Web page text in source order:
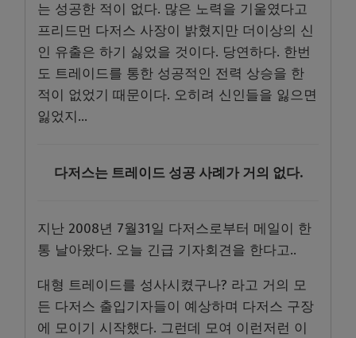
는 성공한 적이 없다. 많은 노력을 기울였다고
프리드먼 다저스 사장이 밝혔지만 더이상의 신
인 유출은 하기 싫었을 것이다. 당연하다. 한번
도 트레이드를 통한 성공적인 전력 상승을 한
적이 없었기 때문이다. 오히려 신인들을 잃으면
잃었지…
다저스는 트레이드 성공 사례가 거의 없다.
지난 2008년 7월31일 다저스로부터 메일이 한
통 날아왔다. 오늘 긴급 기자회견을 한다고..
대형 트레이드를 성사시켰구나? 라고 거의 모
든 다저스 출입기자들이 예상하며 다저스 구장
에 모이기 시작했다. 그런데 모여 이런저런 이